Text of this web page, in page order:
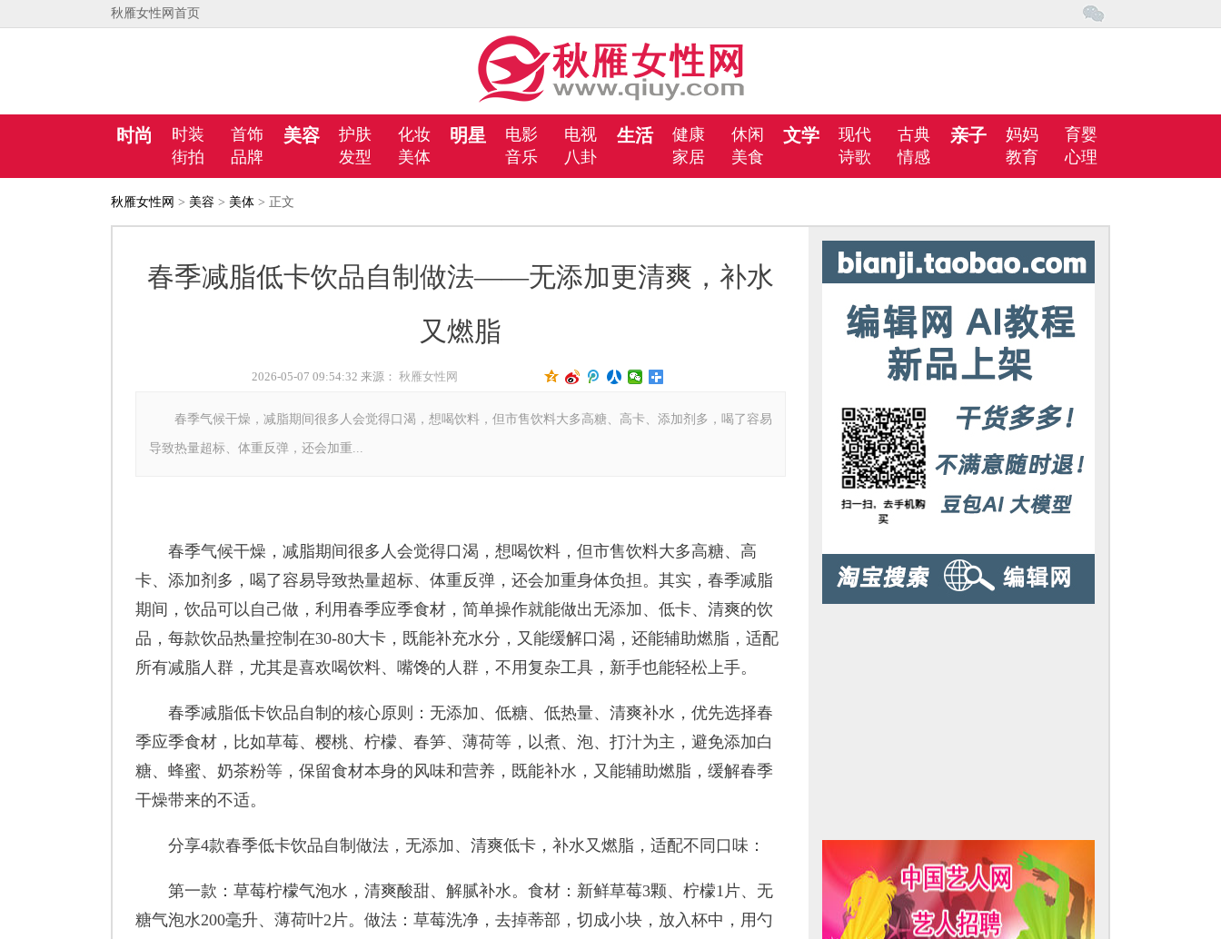
秋雁女性网首页
时尚 时装
首饰
街拍
品牌
美容 护肤
化妆
发型
美体
明星 电影
电视
音乐
八卦
生活 健康
休闲
家居
美食
文学 现代
古典
诗歌
情感
亲子 妈妈
育婴
教育
心理
秋雁女性网 > 美容 > 美体 > 正文
春季减脂低卡饮品自制做法——无添加更清爽，补水
又燃脂
2026-05-07 09:54:32 来源： 秋雁女性网
春季气候干燥，减脂期间很多人会觉得口渴，想喝饮料，但市售饮料大多高糖、高卡、添加剂多，喝了容易
导致热量超标、体重反弹，还会加重...
春季气候干燥，减脂期间很多人会觉得口渴，想喝饮料，但市售饮料大多高糖、高
卡、添加剂多，喝了容易导致热量超标、体重反弹，还会加重身体负担。其实，春季减脂
期间，饮品可以自己做，利用春季应季食材，简单操作就能做出无添加、低卡、清爽的饮
品，每款饮品热量控制在30-80大卡，既能补充水分，又能缓解口渴，还能辅助燃脂，适配
所有减脂人群，尤其是喜欢喝饮料、嘴馋的人群，不用复杂工具，新手也能轻松上手。
春季减脂低卡饮品自制的核心原则：无添加、低糖、低热量、清爽补水，优先选择春
季应季食材，比如草莓、樱桃、柠檬、春笋、薄荷等，以煮、泡、打汁为主，避免添加白
糖、蜂蜜、奶茶粉等，保留食材本身的风味和营养，既能补水，又能辅助燃脂，缓解春季
干燥带来的不适。
分享4款春季低卡饮品自制做法，无添加、清爽低卡，补水又燃脂，适配不同口味：
第一款：草莓柠檬气泡水，清爽酸甜、解腻补水。食材：新鲜草莓3颗、柠檬1片、无
糖气泡水200毫升、薄荷叶2片。做法：草莓洗净，去掉蒂部，切成小块，放入杯中，用勺